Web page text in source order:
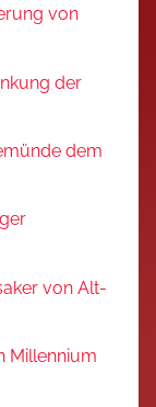
von
der
dem
von Alt-
Millennium